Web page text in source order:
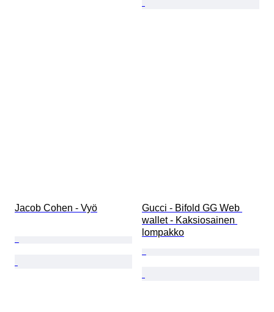
Jacob Cohen - Vyö
Gucci - Bifold GG Web
wallet - Kaksiosainen
lompakko